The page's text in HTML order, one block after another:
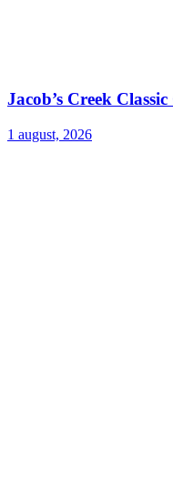
Jacob’s Creek
1 august, 2026